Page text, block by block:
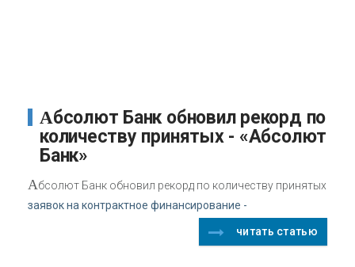
Абсолют Банк обновил рекорд по
количеству принятых - «Абсолют
Банк»
Абсолют Банк обновил рекорд по количеству принятых
заявок на контрактное финансирование -
читать статью